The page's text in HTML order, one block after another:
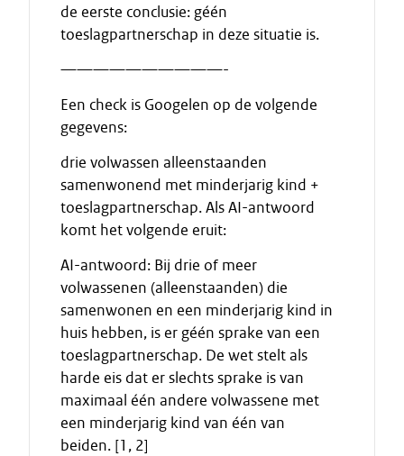
de eerste conclusie: géén
toeslagpartnerschap in deze situatie is.
——————————-
Een check is Googelen op de volgende
gegevens:
drie volwassen alleenstaanden
samenwonend met minderjarig kind +
toeslagpartnerschap. Als AI-antwoord
komt het volgende eruit:
AI-antwoord: Bij drie of meer
volwassenen (alleenstaanden) die
samenwonen en een minderjarig kind in
huis hebben, is er géén sprake van een
toeslagpartnerschap. De wet stelt als
harde eis dat er slechts sprake is van
maximaal één andere volwassene met
een minderjarig kind van één van
beiden. [1, 2]